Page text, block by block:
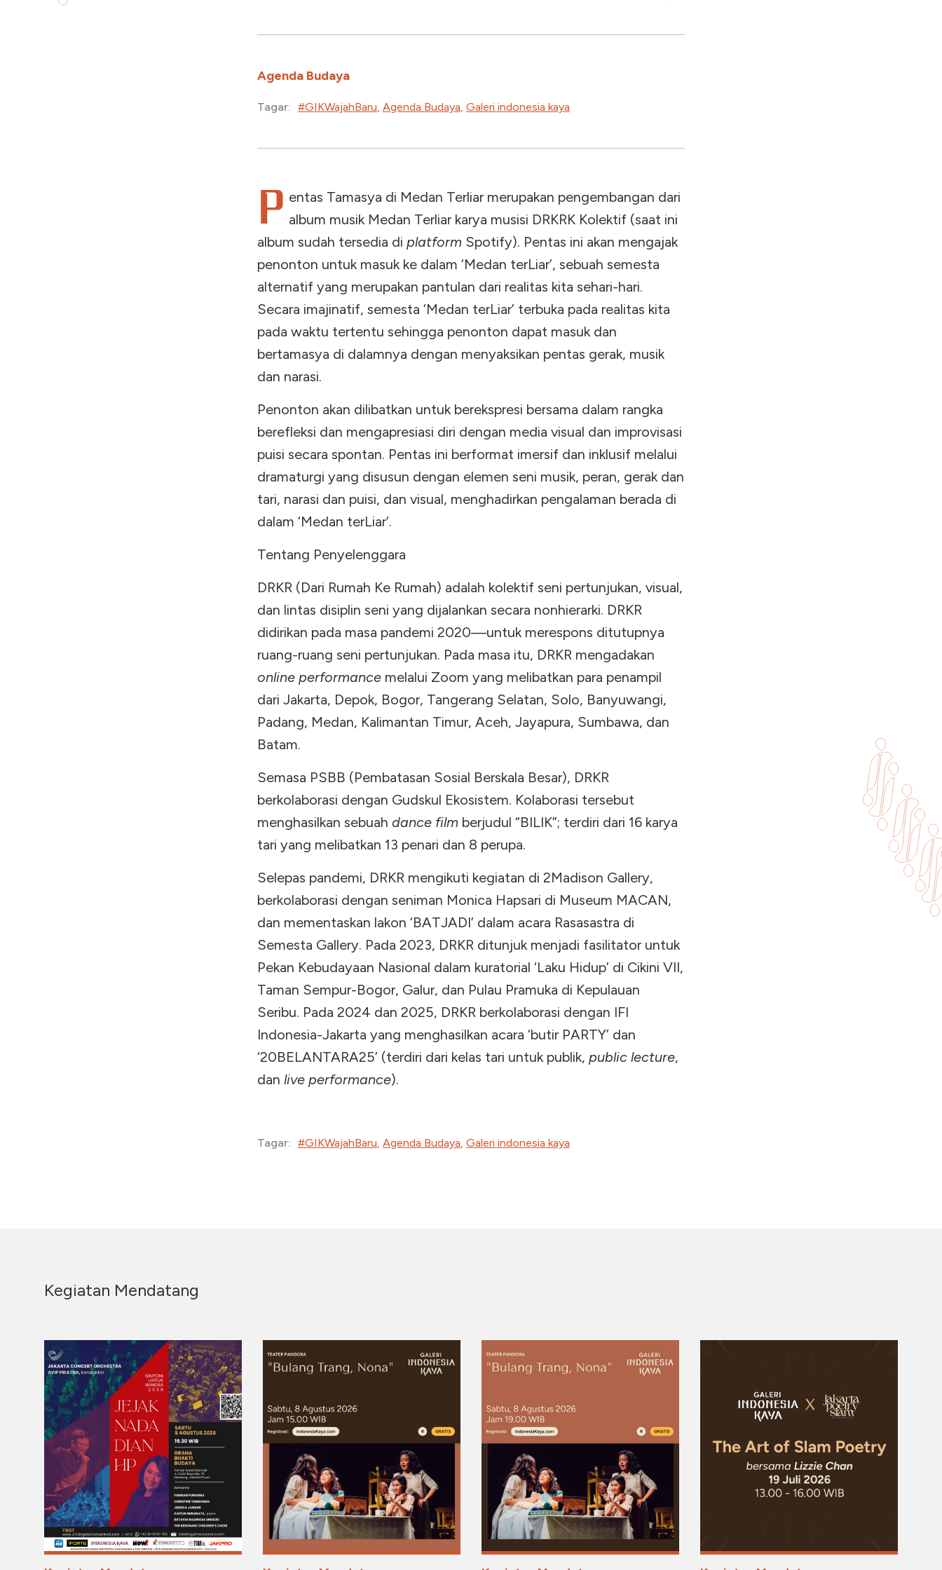
Agenda Budaya
Tagar: #GIKWajahBaru Agenda Budaya Galeri indonesia kaya
P entas Tamasya di Medan Terliar merupakan pengembangan dari
album musik Medan Terliar karya musisi DRKRK Kolektif (saat ini
album sudah tersedia di platform Spotify). Pentas ini akan mengajak
penonton untuk masuk ke dalam ‘Medan terLiar’, sebuah semesta
alternatif yang merupakan pantulan dari realitas kita sehari-hari.
Secara imajinatif, semesta ‘Medan terLiar’ terbuka pada realitas kita
pada waktu tertentu sehingga penonton dapat masuk dan
bertamasya di dalamnya dengan menyaksikan pentas gerak, musik
dan narasi.
Penonton akan dilibatkan untuk berekspresi bersama dalam rangka
berefleksi dan mengapresiasi diri dengan media visual dan improvisasi
puisi secara spontan. Pentas ini berformat imersif dan inklusif melalui
dramaturgi yang disusun dengan elemen seni musik, peran, gerak dan
tari, narasi dan puisi, dan visual, menghadirkan pengalaman berada di
dalam ‘Medan terLiar’.
Tentang Penyelenggara
DRKR (Dari Rumah Ke Rumah) adalah kolektif seni pertunjukan, visual,
dan lintas disiplin seni yang dijalankan secara nonhierarki. DRKR
didirikan pada masa pandemi 2020—untuk merespons ditutupnya
ruang-ruang seni pertunjukan. Pada masa itu, DRKR mengadakan
online performance melalui Zoom yang melibatkan para penampil
dari Jakarta, Depok, Bogor, Tangerang Selatan, Solo, Banyuwangi,
Padang, Medan, Kalimantan Timur, Aceh, Jayapura, Sumbawa, dan
Batam.
Semasa PSBB (Pembatasan Sosial Berskala Besar), DRKR
berkolaborasi dengan Gudskul Ekosistem. Kolaborasi tersebut
menghasilkan sebuah dance film berjudul “BILIK”; terdiri dari 16 karya
tari yang melibatkan 13 penari dan 8 perupa.
Selepas pandemi, DRKR mengikuti kegiatan di 2Madison Gallery,
berkolaborasi dengan seniman Monica Hapsari di Museum MACAN,
dan mementaskan lakon ‘BATJADI’ dalam acara Rasasastra di
Semesta Gallery. Pada 2023, DRKR ditunjuk menjadi fasilitator untuk
Pekan Kebudayaan Nasional dalam kuratorial ‘Laku Hidup’ di Cikini VII,
Taman Sempur-Bogor, Galur, dan Pulau Pramuka di Kepulauan
Seribu. Pada 2024 dan 2025, DRKR berkolaborasi dengan IFI
Indonesia-Jakarta yang menghasilkan acara ‘butir PARTY’ dan
‘20BELANTARA25’ (terdiri dari kelas tari untuk publik, public lecture,
dan live performance).
Tagar: #GIKWajahBaru Agenda Budaya Galeri indonesia kaya
Kegiatan Mendatang